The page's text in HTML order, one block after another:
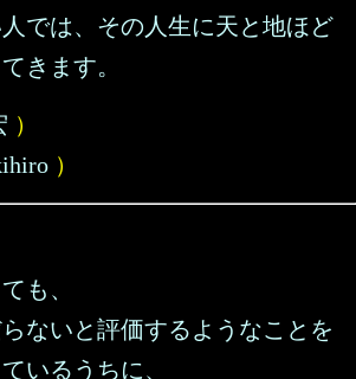
では、その人生に天と地ほど
きます。
）
）
も、
ないと評価するようなことを
いるうちに、